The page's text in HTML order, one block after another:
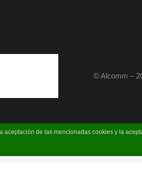
© Alcomm –
de las mencionadas cookies y la